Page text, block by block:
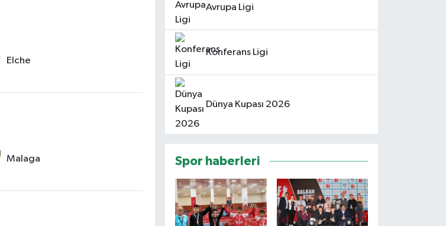
Elche
Malaga
Avrupa Ligi
Konferans Ligi
Dünya Kupası 2026
Spor haberleri